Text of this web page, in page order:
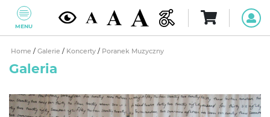
MENU
Home / Galerie / Koncerty / Poranek Muzyczny
Galeria